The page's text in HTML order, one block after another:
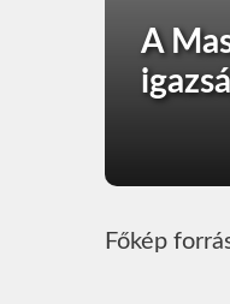
A
Főkép